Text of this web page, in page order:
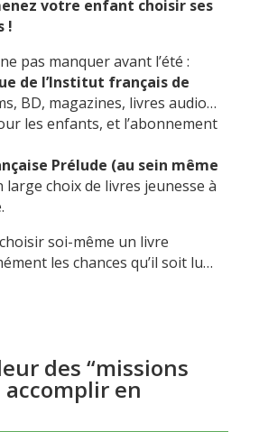
votre enfant choisir ses
!
pas manquer avant l’été :
de l’Institut français de
BD, magazines, livres audio…
les enfants, et l’abonnement
Prélude (au sein même
large choix de livres jeunesse à
soi-même un livre
les chances qu’il soit lu…
des “missions
accomplir en